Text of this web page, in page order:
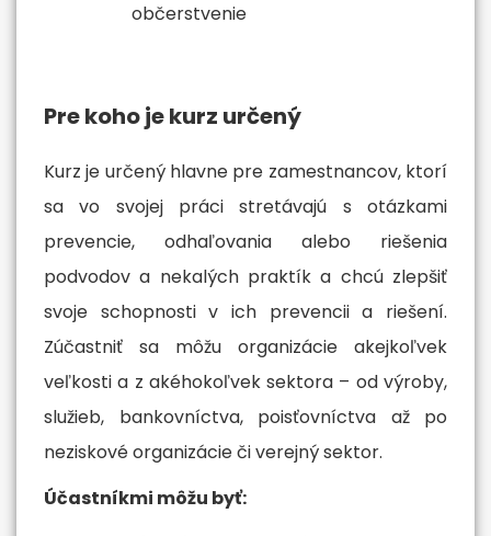
občerstvenie
Pre koho je kurz určený
Kurz je určený hlavne pre zamestnancov, ktorí
sa vo svojej práci stretávajú s otázkami
prevencie, odhaľovania alebo riešenia
podvodov a nekalých praktík a chcú zlepšiť
svoje schopnosti v ich prevencii a riešení.
Zúčastniť sa môžu organizácie akejkoľvek
veľkosti a z akéhokoľvek sektora – od výroby,
služieb, bankovníctva, poisťovníctva až po
neziskové organizácie či verejný sektor.
Účastníkmi môžu byť: